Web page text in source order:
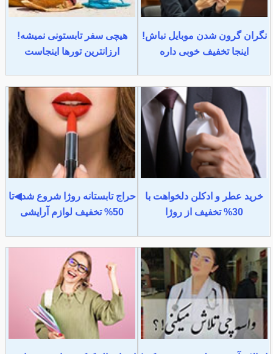
نگران گرون شدن موبایل نباش!
اینجا تخفیف خوبی داره
هیچی سفر تابستونی نمیشه!
ارزانترین تورها اینجاست
خرید عطر و ادکلن دلخواهت با
30% تخفیف از روژا
حراج تابستانه روژا شروع شد◀تا
50% تخفیف لوازم آرایشی